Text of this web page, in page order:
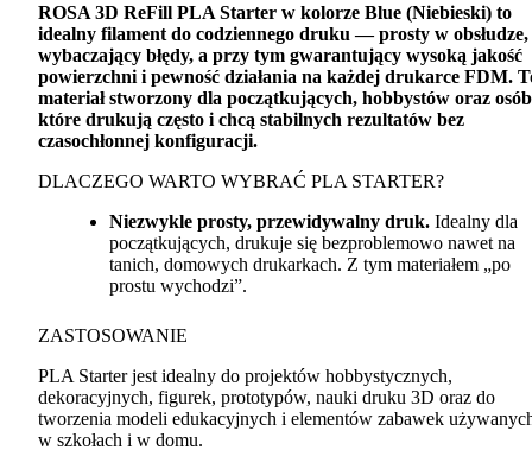
ROSA 3D ReFill PLA Starter w kolorze Blue (Niebieski) to
idealny filament do codziennego druku — prosty w obsłudze,
wybaczający błędy, a przy tym gwarantujący wysoką jakość
powierzchni i pewność działania na każdej drukarce FDM.
materiał stworzony dla początkujących, hobbystów oraz
które drukują często i chcą stabilnych rezultatów bez
czasochłonnej konfiguracji.
DLACZEGO WARTO WYBRAĆ PLA STARTER?
Niezwykle prosty, przewidywalny druk. Idealny dla
początkujących, drukuje się bezproblemowo nawet na
tanich, domowych drukarkach. Z tym materiałem „po
prostu wychodzi”.
ZASTOSOWANIE
PLA Starter jest idealny do projektów hobbystycznych,
dekoracyjnych, figurek, prototypów, nauki druku 3D oraz do
tworzenia modeli edukacyjnych i elementów zabawek
w szkołach i w domu.